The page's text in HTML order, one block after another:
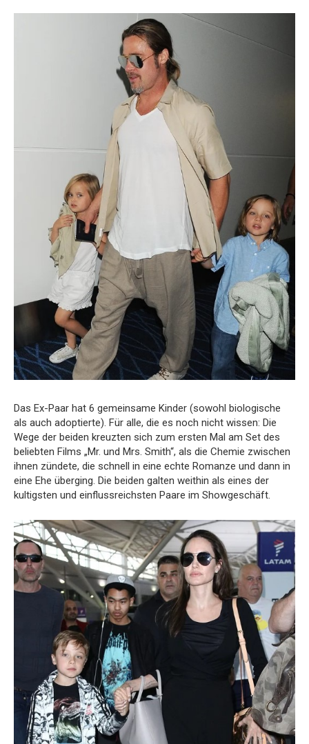
Das Ex-Paar hat 6 gemeinsame Kinder (sowohl biologische
als auch adoptierte). Für alle, die es noch nicht wissen: Die
Wege der beiden kreuzten sich zum ersten Mal am Set des
beliebten Films „Mr. und Mrs. Smith“, als die Chemie zwischen
ihnen zündete, die schnell in eine echte Romanze und dann in
eine Ehe überging. Die beiden galten weithin als eines der
kultigsten und einflussreichsten Paare im Showgeschäft.